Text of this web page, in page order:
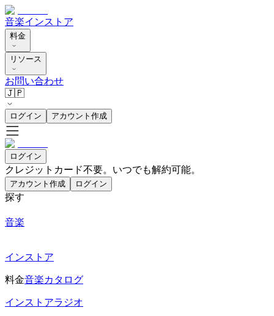
音楽インストア
料金
リソース
お問い合わせ
🇯🇵
ログイン アカウント作成
ログイン
クレジットカード不要。いつでも解約可能。
アカウント作成 ログイン
探す
音楽
インストア
料金音楽カタログ
インストアラジオ